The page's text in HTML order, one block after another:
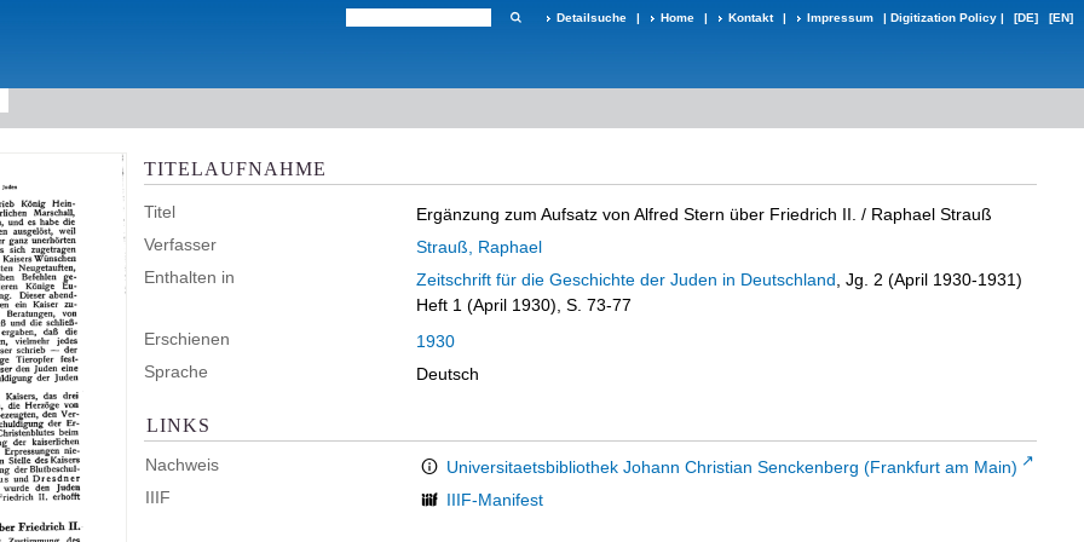
Detailsuche | Home | Kontakt | Impressum | Digitization Policy | [DE] [EN]
TITELAUFNAHME
Titel Ergänzung zum Aufsatz von Alfred Stern über Friedrich II. / Raphael Strauß
Verfasser
Strauß, Raphael
Enthalten in
Zeitschrift für die Geschichte der Juden in Deutschland , Jg. 2 (April 1930-1931)
Heft 1 (April 1930), S. 73-77
Erschienen
1930
Sprache
Deutsch
LINKS
Nachweis
Universitaetsbibliothek Johann Christian Senckenberg (Frankfurt am Main)
IIIF
IIIF-Manifest